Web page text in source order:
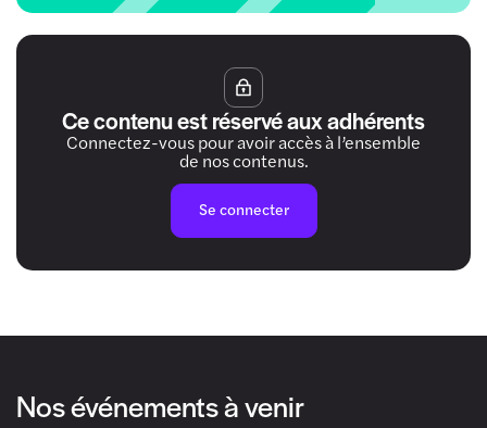
Ce contenu est réservé aux adhérents
Connectez-vous pour avoir accès à l’ensemble
de nos contenus.
Se connecter
Nos événements à venir